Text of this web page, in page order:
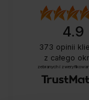
4.9
373 opinii
z całego
zebranych i